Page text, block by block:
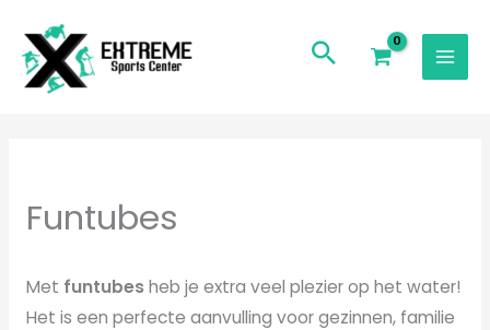
naar
Funtubes
Met funtubes heb je extra veel plezier op het water!
Het is een perfecte aanvulling voor gezinnen, familie